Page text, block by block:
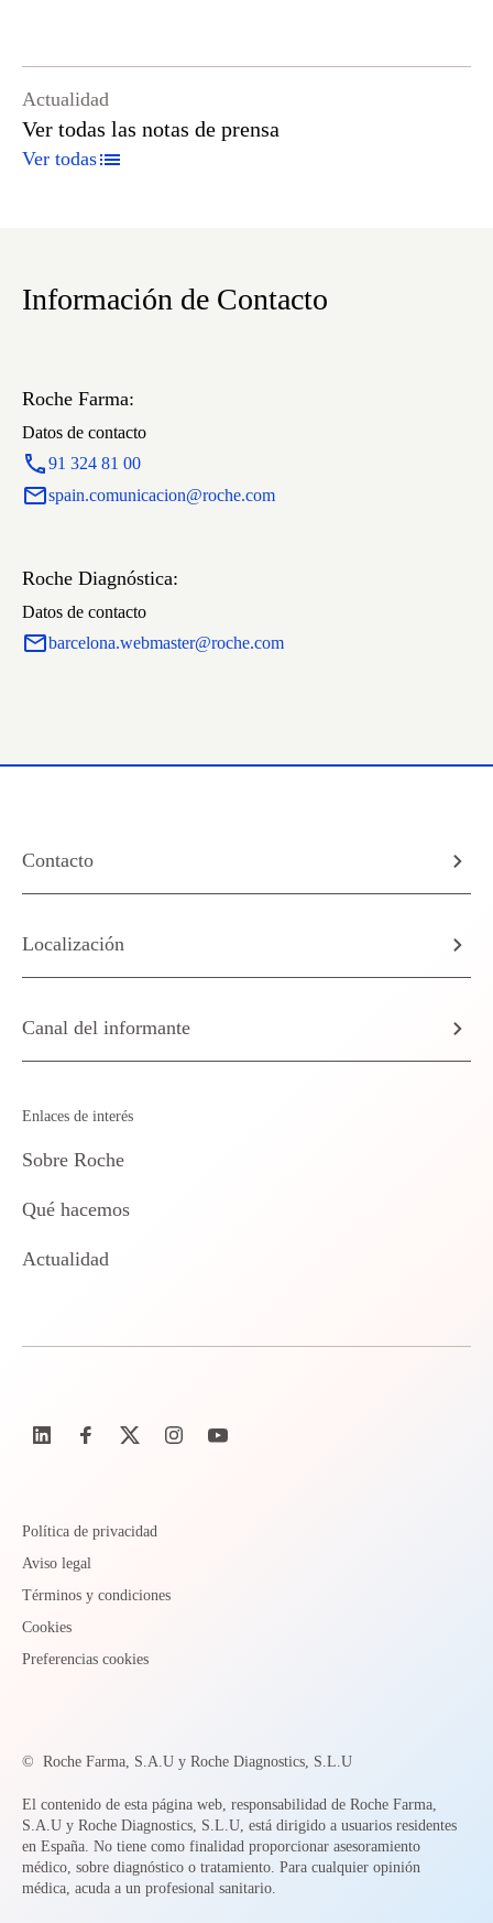
Actualidad
Ver todas las notas de prensa
Ver todas
Información de Contacto
Roche Farma:
Datos de contacto
91 324 81 00
spain.comunicacion@roche.com
Roche Diagnóstica:
Datos de contacto
barcelona.webmaster@roche.com
Contacto
Localización
Canal del informante
Enlaces de interés
Sobre Roche
Qué hacemos
Actualidad
Política de privacidad
Aviso legal
Términos y condiciones
Cookies
Preferencias cookies
© Roche Farma, S.A.U y Roche Diagnostics, S.L.U
El contenido de esta página web, responsabilidad de Roche Farma,
S.A.U y Roche Diagnostics, S.L.U, está dirigido a usuarios residentes
en España. No tiene como finalidad proporcionar asesoramiento
médico, sobre diagnóstico o tratamiento. Para cualquier opinión
médica, acuda a un profesional sanitario.